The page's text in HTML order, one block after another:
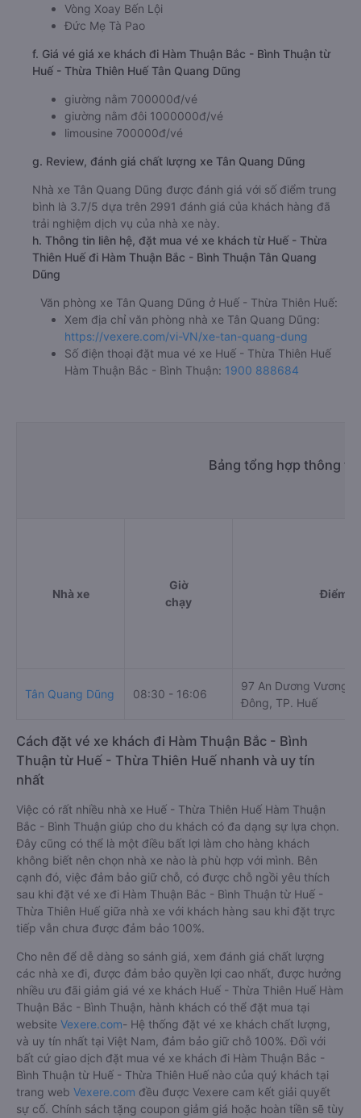
Vòng Xoay Bến Lội
Đức Mẹ Tà Pao
f. Giá vé giá xe khách đi Hàm Thuận Bắc - Bình Thuận từ
Huế - Thừa Thiên Huế Tân Quang Dũng
giường nằm 700000đ/vé
giường nằm đôi 1000000đ/vé
limousine 700000đ/vé
g. Review, đánh giá chất lượng xe Tân Quang Dũng
Nhà xe Tân Quang Dũng được đánh giá với số điểm trung
bình là 3.7/5 dựa trên 2991 đánh giá của khách hàng đã
trải nghiệm dịch vụ của nhà xe này.
h. Thông tin liên hệ, đặt mua vé xe khách từ Huế - Thừa
Thiên Huế đi Hàm Thuận Bắc - Bình Thuận Tân Quang
Dũng
Văn phòng xe Tân Quang Dũng ở Huế - Thừa Thiên Huế:
Xem địa chỉ văn phòng nhà xe Tân Quang Dũng:
https://vexere.com/vi-VN/xe-tan-quang-dung
Số điện thoại đặt mua vé xe Huế - Thừa Thiên Huế
Hàm Thuận Bắc - Bình Thuận: 1900 888684
Bảng tổng hợp thông
Nhà xe
Giờ
chạy
Điểm đi
Tân Quang Dũng 08:30 - 16:06
97 An Dương Vương,
Đông, TP. Huế
Cách đặt vé xe khách đi Hàm Thuận Bắc - Bình
Thuận từ Huế - Thừa Thiên Huế nhanh và uy tín
nhất
Việc có rất nhiều nhà xe Huế - Thừa Thiên Huế Hàm Thuận
Bắc - Bình Thuận giúp cho du khách có đa dạng sự lựa chọn.
Đây cũng có thể là một điều bất lợi làm cho hàng khách
không biết nên chọn nhà xe nào là phù hợp với mình. Bên
cạnh đó, việc đảm bảo giữ chỗ, có được chỗ ngồi yêu thích
sau khi đặt vé xe đi Hàm Thuận Bắc - Bình Thuận từ Huế -
Thừa Thiên Huế giữa nhà xe với khách hàng sau khi đặt trực
tiếp vẫn chưa được đảm bảo 100%.
Cho nên để dễ dàng so sánh giá, xem đánh giá chất lượng
các nhà xe đi, được đảm bảo quyền lợi cao nhất, được hưởng
nhiều ưu đãi giảm giá vé xe khách Huế - Thừa Thiên Huế Hàm
Thuận Bắc - Bình Thuận, hành khách có thể đặt mua tại
website Vexere.com- Hệ thống đặt vé xe khách chất lượng,
và uy tín nhất tại Việt Nam, đảm bảo giữ chỗ 100%. Đối với
bất cứ giao dịch đặt mua vé xe khách đi Hàm Thuận Bắc -
Bình Thuận từ Huế - Thừa Thiên Huế nào của quý khách tại
trang web Vexere.com đều được Vexere cam kết giải quyết
sự cố. Chính sách tặng coupon giảm giá hoặc hoàn tiền sẽ tùy